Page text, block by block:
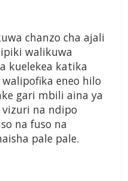
chanzo cha ajali
walikuwa
kuelekea katika
eneo hilo
gari mbili aina ya
na ndipo
na fuso na
pale pale.